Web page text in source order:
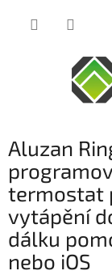
Aluzan
termostat
vytápění
dálku
nebo iOS